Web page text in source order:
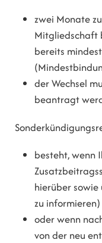
zwei Monate
Mitgliedschaft
bereits
der Wechsel
beantragt
besteht, wenn
hierüber
zu informieren)
oder wenn
von der neu